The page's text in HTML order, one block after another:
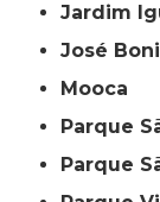
Jardim
José
Mooca
Parque
Parque